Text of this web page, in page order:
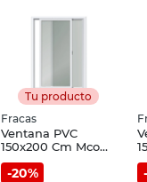
Tu producto
Fracas
Ventana PVC
150x200 Cm Mco
90 Fracas
-20%
-